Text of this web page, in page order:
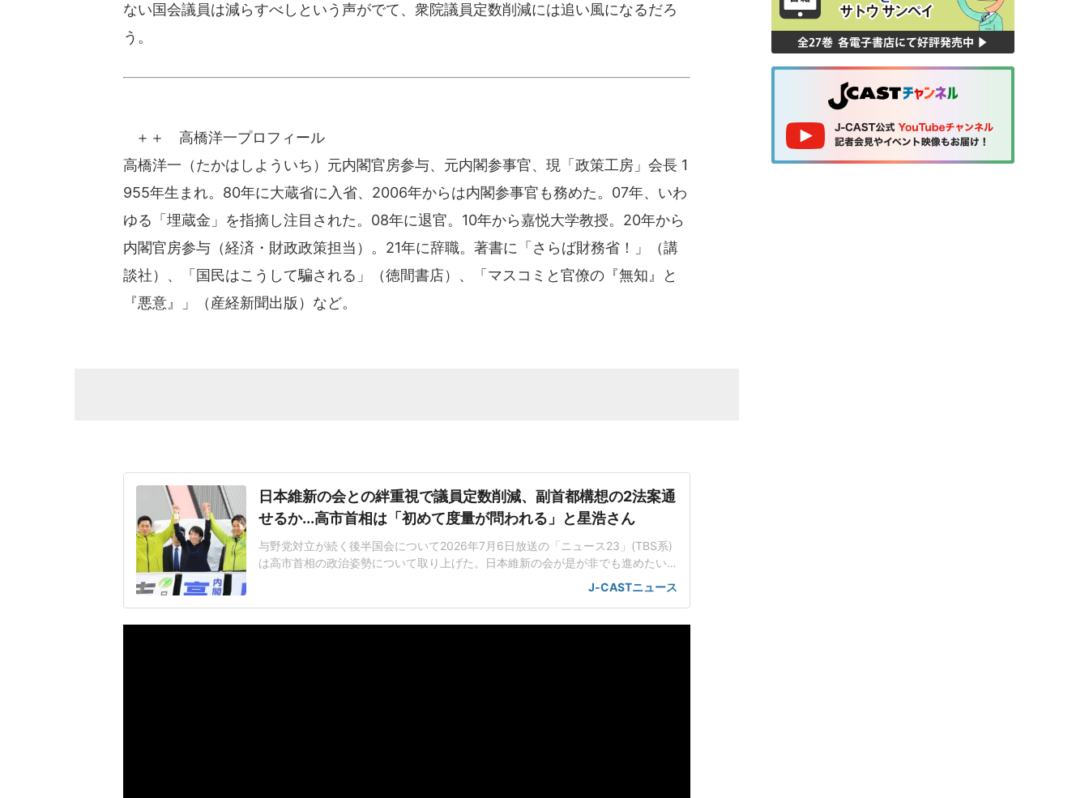
ない国会議員は減らすべしという声がでて、衆院議員定数削減には追い風になるだろ
う。
＋＋ 高橋洋一プロフィール
高橋洋一（たかはしよういち）元内閣官房参与、元内閣参事官、現「政策工房」会長 1
955年生まれ。80年に大蔵省に入省、2006年からは内閣参事官も務めた。07年、いわ
ゆる「埋蔵金」を指摘し注目された。08年に退官。10年から嘉悦大学教授。20年から
内閣官房参与（経済・財政政策担当）。21年に辞職。著書に「さらば財務省！」（講
談社）、「国民はこうして騙される」（徳間書店）、「マスコミと官僚の『無知』と
『悪意』」（産経新聞出版）など。
日本維新の会との絆重視で議員定数削減、副首都構想の2法案通
せるか...高市首相は「初めて度量が問われる」と星浩さん
与野党対立が続く後半国会について2026年7月6日放送の「ニュース23」(TBS系)
は高市首相の政治姿勢について取り上げた。日本維新の会が是が非でも進めたい
議員定数削減と副首都構想に対して高市首相はどう向き合うのか。「これまでの
国会では見られなかった現象が起き始めている」ジャーナリストの星浩さんは、
J-CASTニュース